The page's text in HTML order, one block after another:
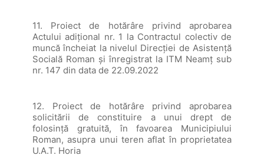
11. Proiect de hotărâre privind aprobarea
Actului adițional nr. 1 la Contractul colectiv de
muncă încheiat la nivelul Direcției de Asistență
Socială Roman și înregistrat la ITM Neamț sub
nr. 147 din data de 22.09.2022
12. Proiect de hotărâre privind aprobarea
solicitării de constituire a unui drept de
folosință gratuită, în favoarea Municipiului
Roman, asupra unui teren aflat în proprietatea
U.A.T. Horia